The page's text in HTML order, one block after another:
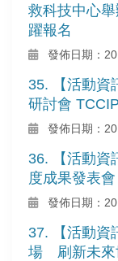
救科技中心
躍報名
發佈日期：
35. 【活動資
研討會
發佈日期：
36. 【活動資
度成果發表會
發佈日期：
37. 【活動資
場 刷新未來